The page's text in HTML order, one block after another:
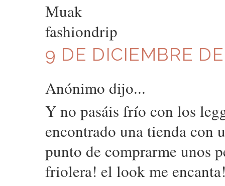
Muak
fashiondrip
9 DE DICIEMBRE
Anónimo dijo...
Y no pasáis frío con los
encontrado una tienda con
punto de comprarme unos
friolera! el look me